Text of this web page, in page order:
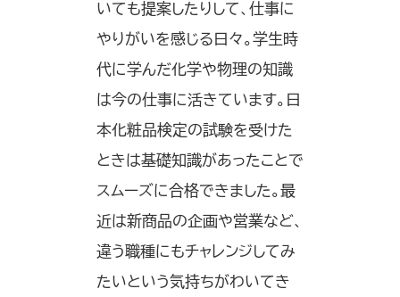
いても提案したりして、仕事に
やりがいを感じる日々。学生時
代に学んだ化学や物理の知識
は今の仕事に活きています。日
本化粧品検定の試験を受けた
ときは基礎知識があったことで
スムーズに合格できました。最
近は新商品の企画や営業など、
違う職種にもチャレンジしてみ
たいという気持ちがわいてき